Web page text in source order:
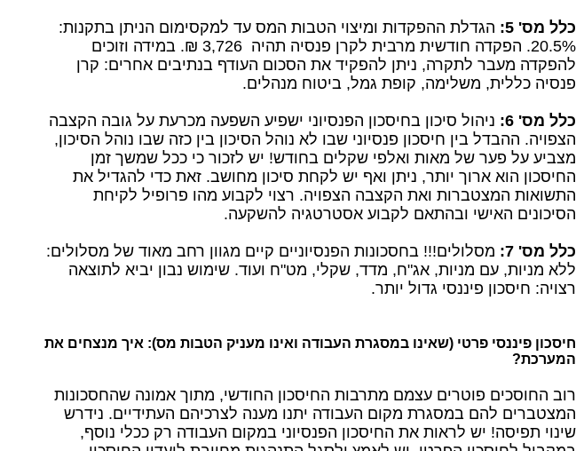
כלל מס' 5:
הגדלת ההפקדות ומיצוי הטבות המס עד למקסימום הניתן בתקנות:
20.5%. הפקדה חודשית מרבית לקרן פנסיה תהיה 3,726 ₪. במידה וזוכים
להפקדה מעבר לתקרה, ניתן להפקיד את הסכום העודף בנתיבים אחרים: קרן
פנסיה כללית, משלימה, קופת גמל, ביטוח מנהלים.
כלל מס' 6:
ניהול סיכון בחיסכון הפנסיוני ישפיע השפעה מכרעת על גובה הקצבה
הצפויה. ההבדל בין חיסכון פנסיוני שבו לא נוהל הסיכון בין כזה שבו נוהל הסיכון,
מצביע על פער של מאות ואלפי שקלים בחודש! יש לזכור כי ככל שמשך זמן
החיסכון הוא ארוך יותר, ניתן ואף יש לקחת סיכון מחושב. זאת כדי להגדיל את
התשואות המצטברות ואת הקצבה הצפויה. רצוי לקבוע מהו פרופיל לקיחת
הסיכונים האישי ובהתאם לקבוע אסטרטגיה להשקעה.
כלל מס' 7:
מסלולים!!! בחסכונות הפנסיוניים קיים מגוון רחב מאוד של מסלולים:
ללא מניות, עם מניות, אג"ח, מדד, שקלי, מט"ח ועוד. שימוש נבון יביא לתוצאה
רצויה: חיסכון פיננסי גדול יותר.
חיסכון פיננסי פרטי (שאינו במסגרת העבודה ואינו מעניק הטבות מס): איך מנצחים את
המערכת?
רוב החוסכים פוטרים עצמם מתרבות החיסכון החודשי, מתוך אמונה שהחסכונות
המצטברים להם במסגרת מקום העבודה יתנו מענה לצרכיהם העתידיים. נידרש
שינוי תפיסה! יש לראות את החיסכון הפנסיוני במקום העבודה רק ככלי נוסף,